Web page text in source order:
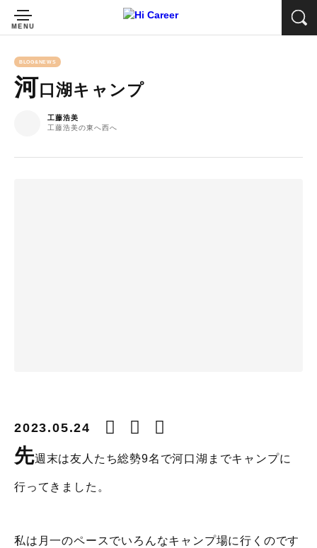
BLOG&NEWS
河 口湖キャンプ
工藤浩美
工藤浩美の東へ西へ
2023.05.24
先週末は友人たち総勢9名で河口湖までキャンプに
行ってきました。
私は月一のペースでいろんなキャンプ場に行くのです